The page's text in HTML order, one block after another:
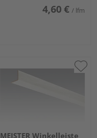
4,60 € / lfm
MEISTER Winkelleiste